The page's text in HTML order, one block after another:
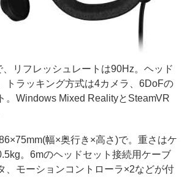
リフレッシュレートは90Hz。ヘッド
トラッキング方式は4カメラ、6DoFの
。Windows Mixed RealityとSteamVR
幅×奥行き×高さ)で。重さはケ
。6mのヘッドセット接続用ケーブ
、モーションコントローラ×2などが付